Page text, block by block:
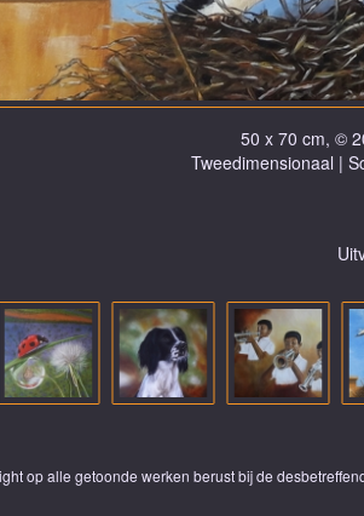
50 x 70 cm, ©
Tweedimensionaal |
op alle getoonde werken berust bij de